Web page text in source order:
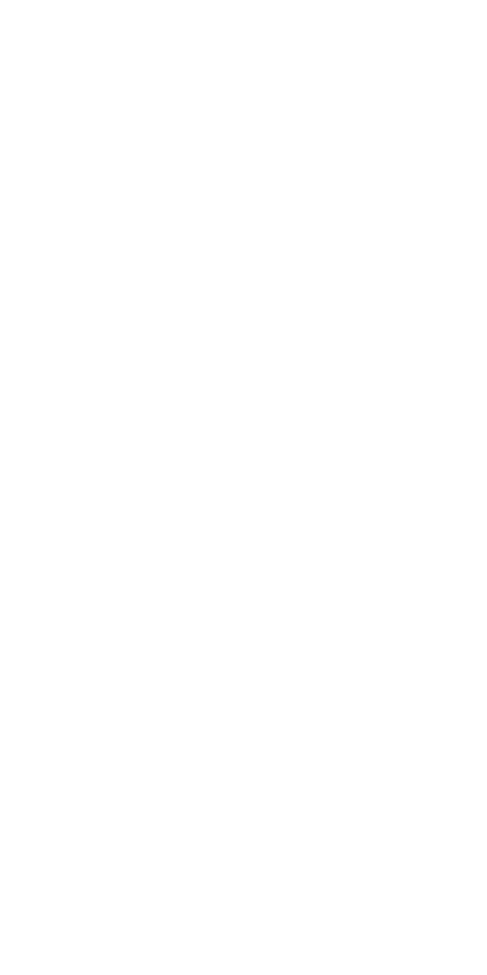
moverse por la casa.
cada día la abrazan y le dan los buenos días, por
vigilante, tanto para que las chicas no se
a buscar otro trabajo.